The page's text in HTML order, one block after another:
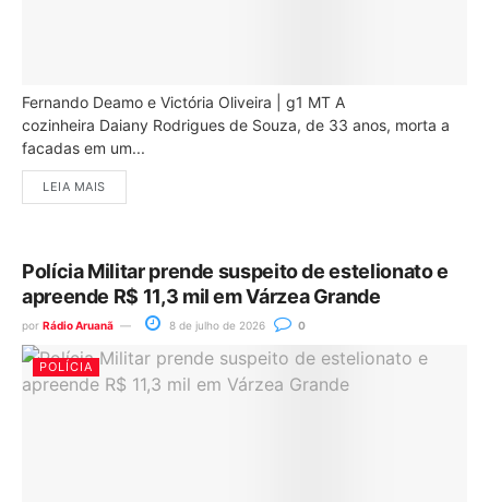
Fernando Deamo e Victória Oliveira | g1 MT A
cozinheira Daiany Rodrigues de Souza, de 33 anos, morta a
facadas em um...
LEIA MAIS
Polícia Militar prende suspeito de estelionato e
apreende R$ 11,3 mil em Várzea Grande
por Rádio Aruanã 8 de julho de 2026 0
POLÍCIA